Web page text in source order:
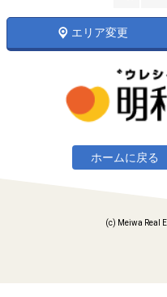
エリア変更
ホームに戻る
(c) Meiwa Real